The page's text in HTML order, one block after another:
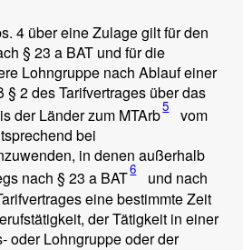
4 über eine Zulage gilt für den
§ 23 a BAT und für die
Lohngruppe nach Ablauf einer
2 des Tarifvertrages über das
der Länder zum MTArb5
vom
bei
in denen außerhalb
nach § 23 a BAT6
und nach
eine bestimmte Zeit
der Tätigkeit in einer
oder Lohngruppe oder der